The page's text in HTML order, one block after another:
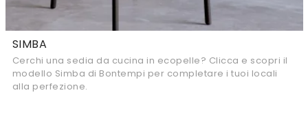
SIMBA
Cerchi una sedia da cucina in ecopelle? Clicca e scopri il
modello Simba di Bontempi per completare i tuoi locali
alla perfezione.